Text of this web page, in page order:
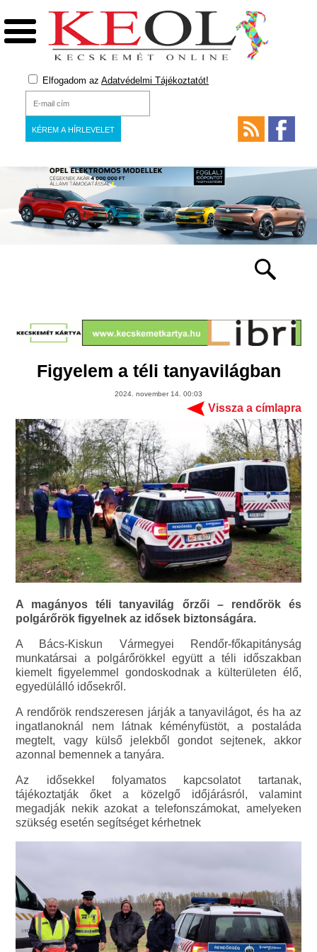
Elfogadom az Adatvédelmi Tájékoztatót!
Figyelem a téli tanyavilágban
2024. november 14. 00:03
Vissza a címlapra
A magányos téli tanyavilág őrzői – rendőrök és
polgárőrök figyelnek az idősek biztonságára.
A Bács-Kiskun Vármegyei Rendőr-főkapitányság
munkatársai a polgárőrökkel együtt a téli időszakban
kiemelt figyelemmel gondoskodnak a külterületen élő,
egyedülálló idősekről.
A rendőrök rendszeresen járják a tanyavilágot, és ha az
ingatlanoknál nem látnak kéményfüstöt, a postaláda
megtelt, vagy külső jelekből gondot sejtenek, akkor
azonnal bemennek a tanyára.
Az idősekkel folyamatos kapcsolatot tartanak,
tájékoztatják őket a közelgő időjárásról, valamint
megadják nekik azokat a telefonszámokat, amelyeken
szükség esetén segítséget kérhetnek